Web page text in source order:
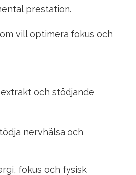
prestation.
vill optimera fokus och
och stödjande
nervhälsa och
fokus och fysisk